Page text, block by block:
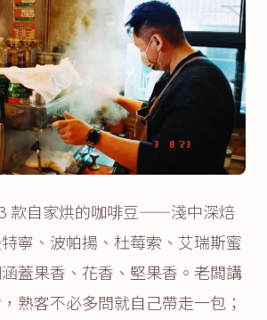
款自家烘的咖啡豆——淺中深焙
寧、波帕揚、杜莓索、艾瑞斯蜜
蓋果香、花香、堅果香。老闆講
熟客不必多問就自己帶走一包；